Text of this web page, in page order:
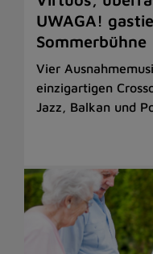
UWAGA!
Sommerbühne
Vier
einzigartigen
Jazz, Balkan und